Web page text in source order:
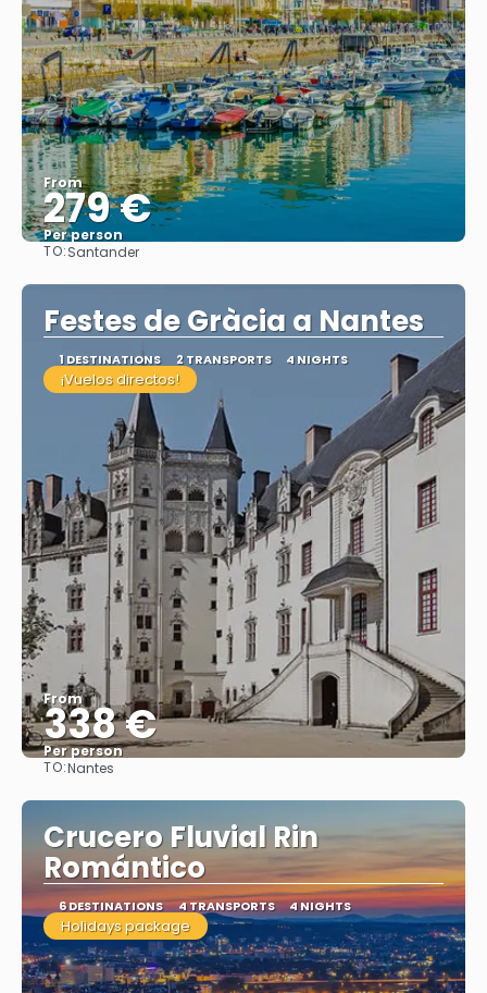
From
279 €
Per person
TO:Santander
Festes de Gràcia a Nantes
1 DESTINATIONS 2 TRANSPORTS 4 NIGHTS
¡Vuelos directos!
From
338 €
Per person
TO:Nantes
Crucero Fluvial Rin
Romántico
6 DESTINATIONS 4 TRANSPORTS 4 NIGHTS
Holidays package